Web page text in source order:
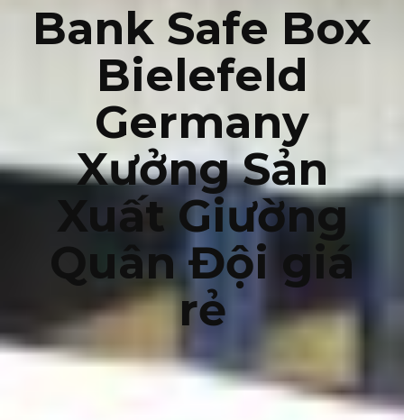
Bank Safe Box
Bielefeld
Germany
Xưởng Sản
Xuất Giường
Quân Đội giá
rẻ